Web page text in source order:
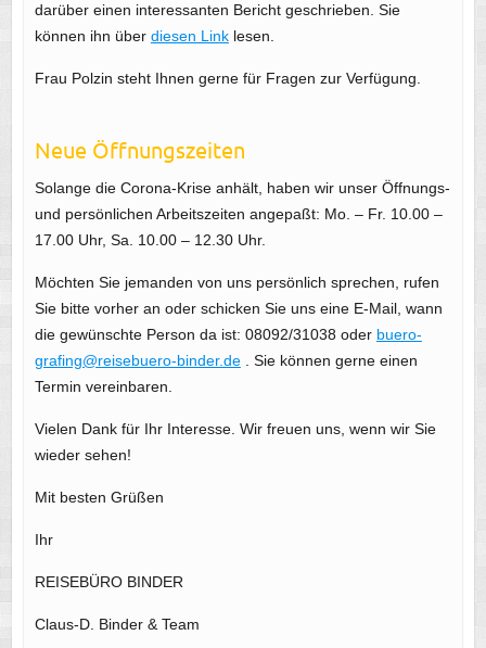
darüber einen interessanten Bericht geschrieben. Sie
können ihn über diesen Linklesen.
Frau Polzin steht Ihnen gerne für Fragen zur Verfügung.
Neue Öffnungszeiten
Solange die Corona-Krise anhält, haben wir unser Öffnungs-
und persönlichen Arbeitszeiten angepaßt: Mo. – Fr. 10.00 –
17.00 Uhr, Sa. 10.00 – 12.30 Uhr.
Möchten Sie jemanden von uns persönlich sprechen, rufen
Sie bitte vorher an oder schicken Sie uns eine E-Mail, wann
die gewünschte Person da ist: 08092/31038 oder buero-
grafing@reisebuero-binder.de. Sie können gerne einen
Termin vereinbaren.
Vielen Dank für Ihr Interesse. Wir freuen uns, wenn wir Sie
wieder sehen!
Mit besten Grüßen
Ihr
REISEBÜRO BINDER
Claus-D. Binder & Team